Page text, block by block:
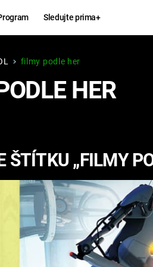
Sledujte prima+
Zábava
CHUCK
NORRIS
filmy podle her
HER
„FILMY